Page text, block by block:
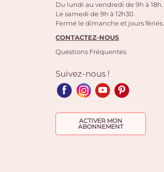
Du lundi au vendredi de 9h à 18h.
Le samedi de 9h à 12h30.
Fermé le dimanche et jours fériés.
CONTACTEZ-NOUS
Questions Fréquentes
Suivez-nous !
ACTIVER MON
ABONNEMENT